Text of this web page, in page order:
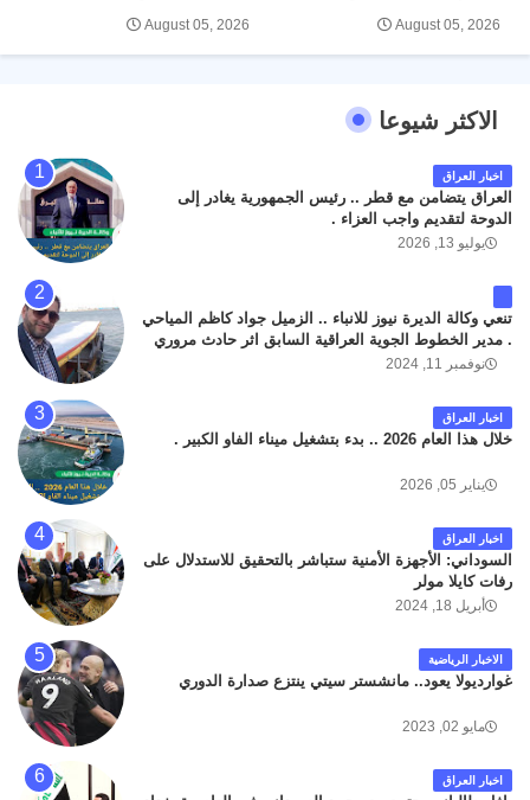
August 05, 2026
August 05, 2026
الاكثر شيوعا
اخبار العراق
العراق يتضامن مع قطر .. رئيس الجمهورية يغادر إلى
الدوحة لتقديم واجب العزاء .
يوليو 13, 2026
تنعي وكالة الديرة نيوز للانباء .. الزميل جواد كاظم المياحي
. مدير الخطوط الجوية العراقية السابق اثر حادث مروري
داخل مطار البصرة الدولي اليوم الاثنين على الطريق
كان سبب الحادث يعود لتصادم عجلته مع عجلة نوع كيا بنكو
تابعة لشركة الهلال الماسكة لإعمار مطار البصرة الدولي .
سائلين الله عز وجل ان يتغمد الفقيد بواسع رحمته ، و انا
نوفمبر 11, 2024
اخبار العراق
خلال هذا العام 2026 .. بدء بتشغيل ميناء الفاو الكبير .
يناير 05, 2026
اخبار العراق
السوداني: الأجهزة الأمنية ستباشر بالتحقيق للاستدلال على
رفات كايلا مولر
أبريل 18, 2024
الاخبار الرياضية
غوارديولا يعود.. مانشستر سيتي ينتزع صدارة الدوري
مايو 02, 2023
اخبار العراق